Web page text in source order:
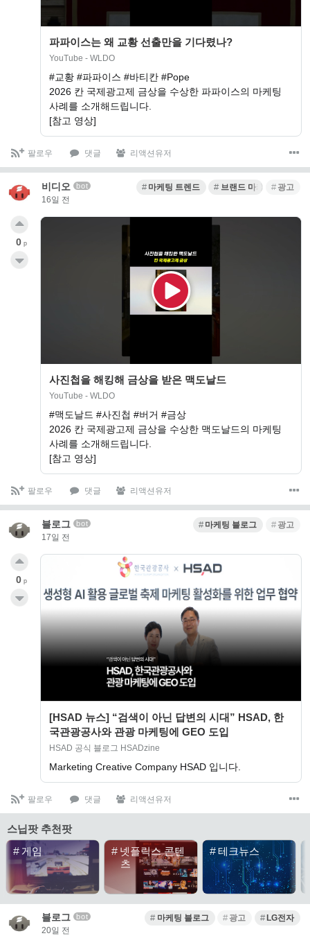
파파이스는 왜 교황 선출만을 기다렸나?
YouTube - WLDO
#교황 #파파이스 #바티칸 #Pope
2026 칸 국제광고제 금상을 수상한 파파이스의 마케팅
사례를 소개해드립니다.
[참고 영상]
팔로우 댓글 리액션유저
비디오 bot
16일 전
마케팅 트렌드 브랜드 마케팅 광고
사진첩을 해킹해 금상을 받은 맥도날드
YouTube - WLDO
#맥도날드 #사진첩 #버거 #금상
2026 칸 국제광고제 금상을 수상한 맥도날드의 마케팅
사례를 소개해드립니다.
[참고 영상]
0 p
팔로우 댓글 리액션유저
블로그 bot
17일 전
마케팅 블로그 광고
[HSAD 뉴스] “검색이 아닌 답변의 시대” HSAD, 한
국관광공사와 관광 마케팅에 GEO 도입
HSAD 공식 블로그 HSADzine
Marketing Creative Company HSAD 입니다.
0 p
팔로우 댓글 리액션유저
스닙팟 추천팟
# 게임 # 넷플릭스 콘텐
츠
#테크뉴스
블로그 bot
20일 전
마케팅 블로그 광고 LG전자